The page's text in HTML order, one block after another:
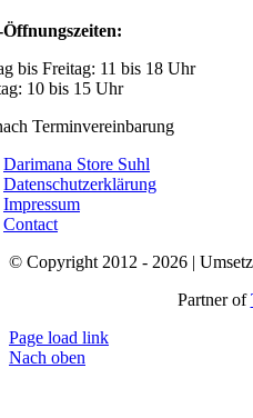
bis Freitag: 11 bis 18 Uhr
10 bis 15 Uhr
Terminvereinbarung
Darimana Store Suhl
Datenschutz­erklärung
Impressum
Contact
© Copyright 2012 - 2026 |
Partner of
Page load link
Nach oben